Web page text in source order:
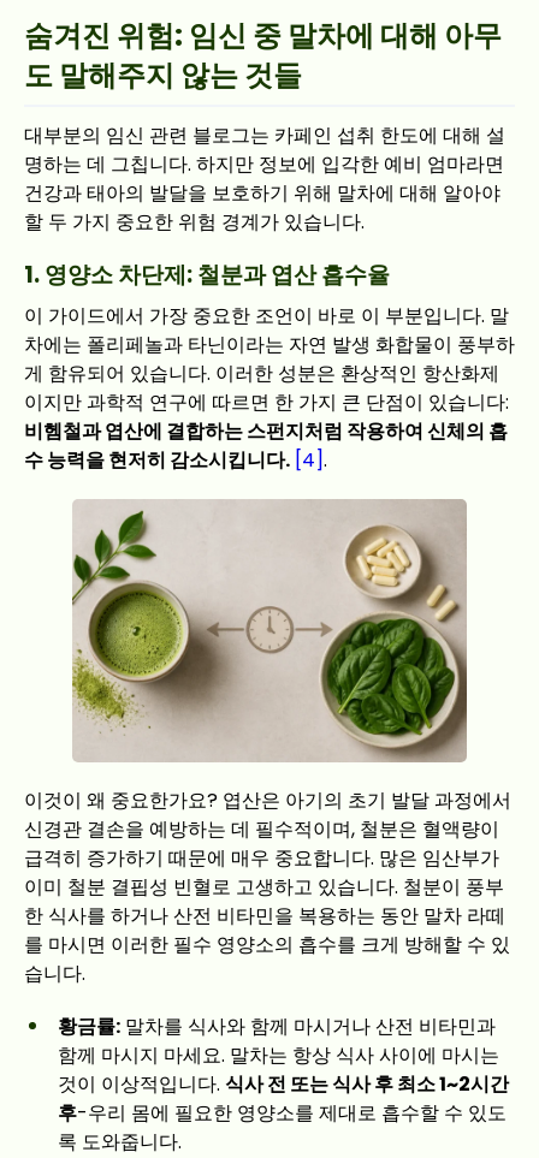
숨겨진 위험: 임신 중 말차에 대해 아무
도 말해주지 않는 것들
대부분의 임신 관련 블로그는 카페인 섭취 한도에 대해 설
명하는 데 그칩니다. 하지만 정보에 입각한 예비 엄마라면
건강과 태아의 발달을 보호하기 위해 말차에 대해 알아야
할 두 가지 중요한 위험 경계가 있습니다.
1. 영양소 차단제: 철분과 엽산 흡수율
이 가이드에서 가장 중요한 조언이 바로 이 부분입니다. 말
차에는 폴리페놀과 타닌이라는 자연 발생 화합물이 풍부하
게 함유되어 있습니다. 이러한 성분은 환상적인 항산화제
이지만 과학적 연구에 따르면 한 가지 큰 단점이 있습니다:
비헴철과 엽산에 결합하는 스펀지처럼 작용하여 신체의 흡
수 능력을 현저히 감소시킵니다. [4].
이것이 왜 중요한가요? 엽산은 아기의 초기 발달 과정에서
신경관 결손을 예방하는 데 필수적이며, 철분은 혈액량이
급격히 증가하기 때문에 매우 중요합니다. 많은 임산부가
이미 철분 결핍성 빈혈로 고생하고 있습니다. 철분이 풍부
한 식사를 하거나 산전 비타민을 복용하는 동안 말차 라떼
를 마시면 이러한 필수 영양소의 흡수를 크게 방해할 수 있
습니다.
황금률: 말차를 식사와 함께 마시거나 산전 비타민과
함께 마시지 마세요. 말차는 항상 식사 사이에 마시는
것이 이상적입니다. 식사 전 또는 식사 후 최소 1~2시간
후-우리 몸에 필요한 영양소를 제대로 흡수할 수 있도
록 도와줍니다.